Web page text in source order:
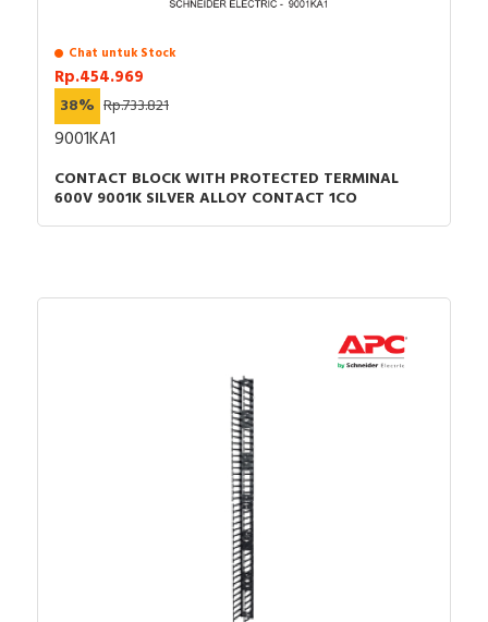
Chat untuk Stock
Rp.454.969
38% Rp.733.821
9001KA1
CONTACT BLOCK WITH PROTECTED TERMINAL
600V 9001K SILVER ALLOY CONTACT 1CO